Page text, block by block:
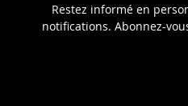
Restez informé en
notifications. Abonnez-